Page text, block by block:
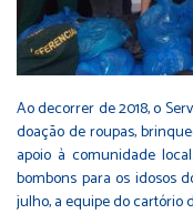
Ao decorrer de 2018, o
doação de roupas,
apoio à comunidade
bombons para os idosos
julho, a equipe do cartório